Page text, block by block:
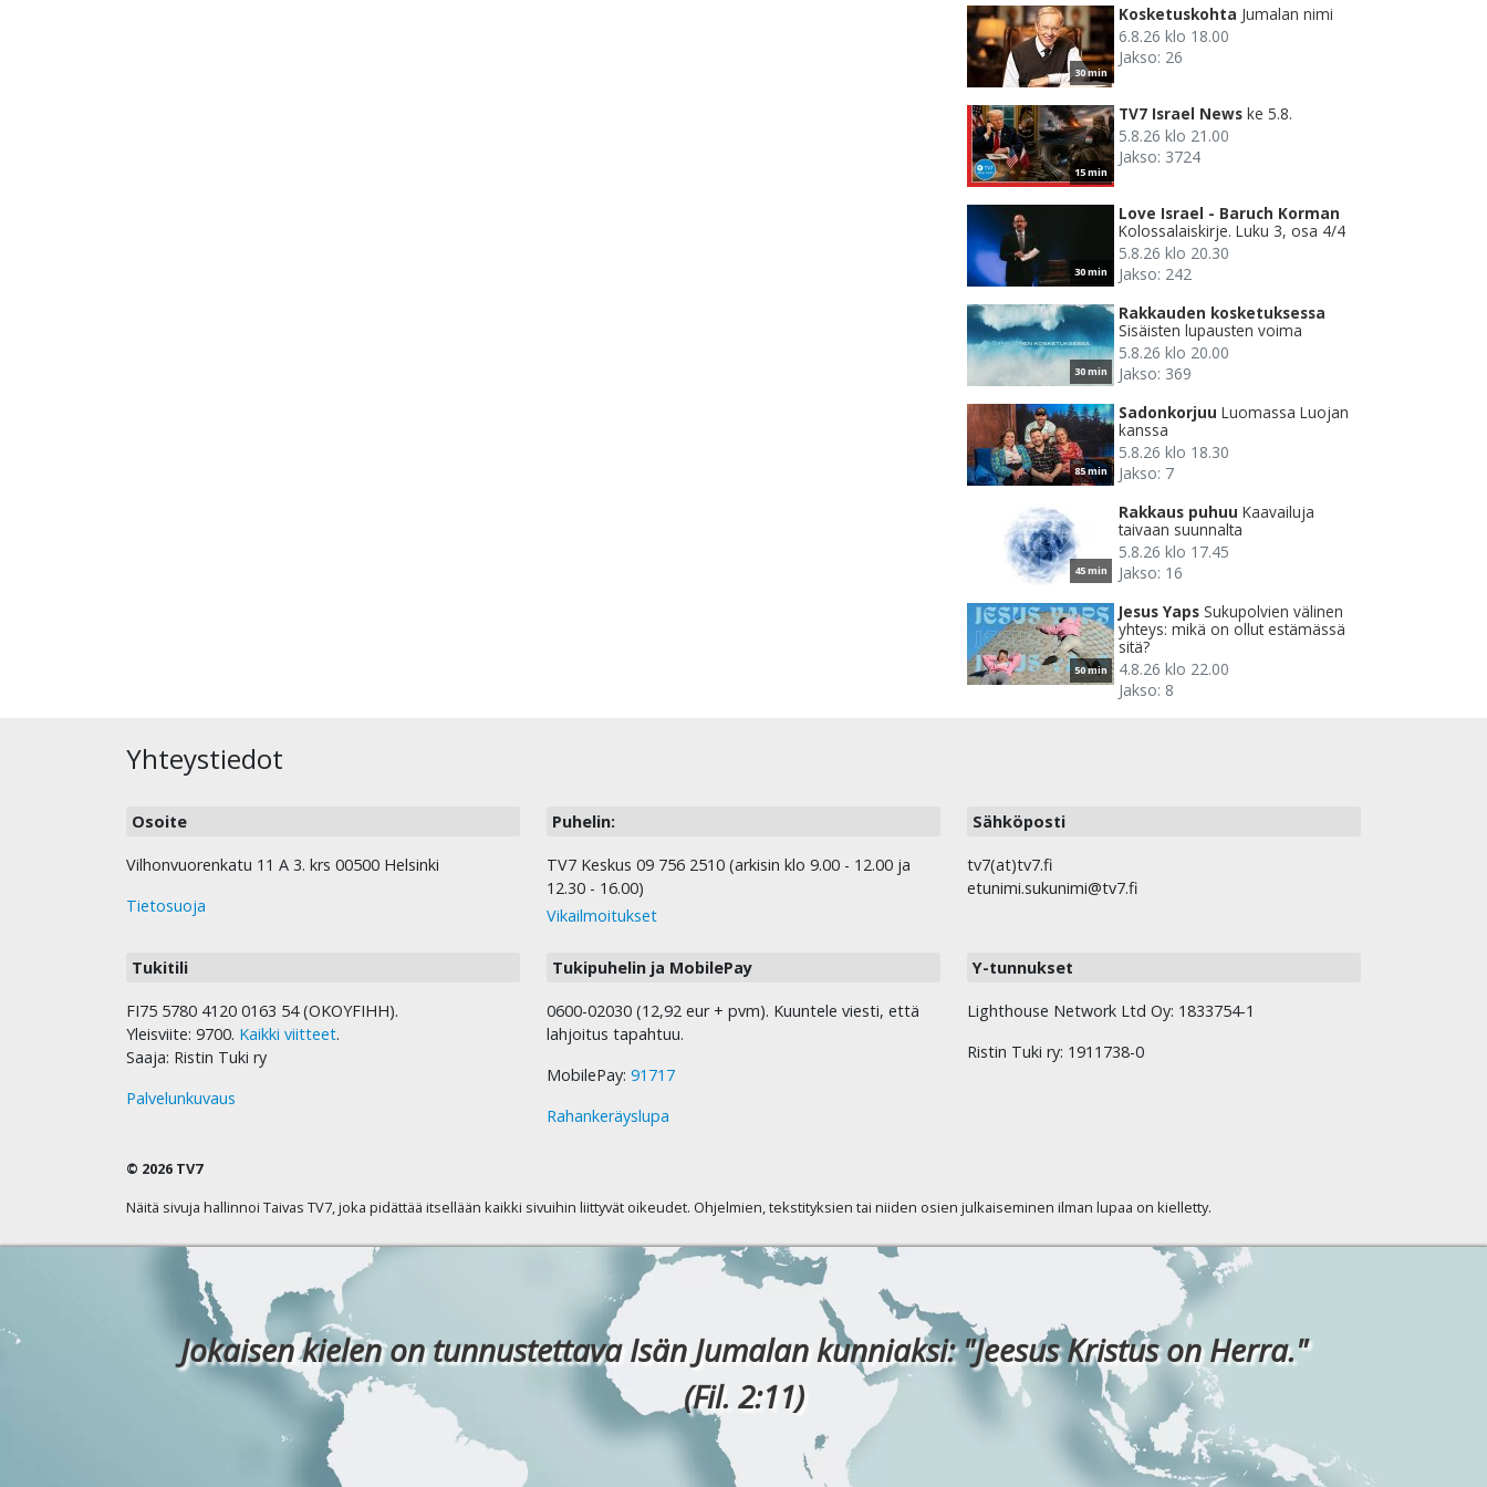
30 min
Kosketuskohta Jumalan nimi
6.8.26 klo 18.00
Jakso: 26
15 min
TV7 Israel News ke 5.8.
5.8.26 klo 21.00
Jakso: 3724
30 min
Love Israel - Baruch Korman
Kolossalaiskirje. Luku 3, osa 4/4
5.8.26 klo 20.30
Jakso: 242
30 min
Rakkauden kosketuksessa
Sisäisten lupausten voima
5.8.26 klo 20.00
Jakso: 369
85 min
Sadonkorjuu Luomassa Luojan
kanssa
5.8.26 klo 18.30
Jakso: 7
45 min
Rakkaus puhuu Kaavailuja
taivaan suunnalta
5.8.26 klo 17.45
Jakso: 16
50 min
Jesus Yaps Sukupolvien välinen
yhteys: mikä on ollut estämässä
sitä?
4.8.26 klo 22.00
Jakso: 8
Yhteystiedot
Osoite
Vilhonvuorenkatu 11 A 3. krs 00500 Helsinki
Tietosuoja
Puhelin:
TV7 Keskus 09 756 2510 (arkisin klo 9.00 - 12.00 ja
12.30 - 16.00)
Vikailmoitukset
Sähköposti
tv7(at)tv7.fi
etunimi.sukunimi@tv7.fi
Tukitili
FI75 5780 4120 0163 54 (OKOYFIHH).
Yleisviite: 9700. Kaikki viitteet.
Saaja: Ristin Tuki ry
Palvelunkuvaus
Tukipuhelin ja MobilePay
0600-02030 (12,92 eur + pvm). Kuuntele viesti, että
lahjoitus tapahtuu.
MobilePay: 91717
Rahankeräyslupa
Y-tunnukset
Lighthouse Network Ltd Oy: 1833754-1
Ristin Tuki ry: 1911738-0
© 2026 TV7
Näitä sivuja hallinnoi Taivas TV7, joka pidättää itsellään kaikki sivuihin liittyvät oikeudet. Ohjelmien, tekstityksien tai niiden osien julkaiseminen ilman lupaa on kielletty.
Jokaisen kielen on tunnustettava Isän Jumalan kunniaksi: "Jeesus Kristus on Herra."
(Fil. 2:11)